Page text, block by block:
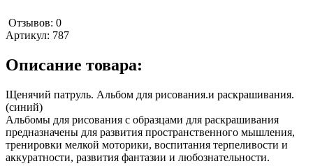
Отзывов: 0
Артикул: 787
Описание товара:
Щенячий патруль. Альбом для рисования.и раскрашивания.
(синий)
Альбомы для рисования с образцами для раскрашивания
предназначены для развития пространственного мышления,
тренировки мелкой моторики, воспитания терпеливости и
аккуратности, развития фантазии и любознательности.